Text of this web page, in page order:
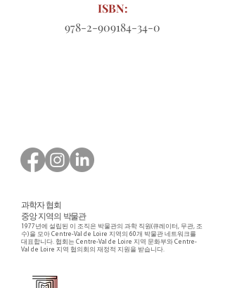
ISBN:
978-2-909184-34-0
과학자 협회
중앙 지역의 박물관
1977년에 설립된 이 조직은 박물관의 과학 직원(큐레이터, 무관, 조
수)을 모아 Centre-Val de Loire 지역의 60개 박물관 네트워크를
대표합니다. 협회는 Centre-Val de Loire 지역 문화부와 Centre-
Val de Loire 지역 협의회의 재정적 지원을 받습니다.